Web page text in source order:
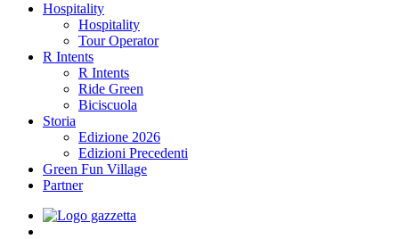
Hospitality
Hospitality
Tour Operator
R Intents
R Intents
Ride Green
Biciscuola
Storia
Edizione 2026
Edizioni Precedenti
Green Fun Village
Partner